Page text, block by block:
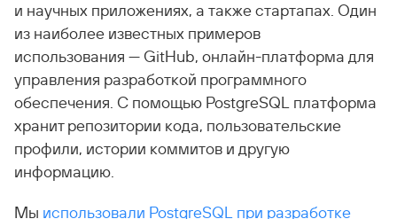
и научных приложениях, а также стартапах. Один
из наиболее известных примеров
использования — GitHub, онлайн-платформа для
управления разработкой программного
обеспечения. С помощью PostgreSQL платформа
хранит репозитории кода, пользовательские
профили, истории коммитов и другую
информацию.
Мы использовали PostgreSQL при разработке